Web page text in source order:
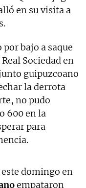
en su visita a
por bajo a saque
Sociedad en
guipuzcoano
la derrota
no pudo
600 en la
para
domingo en
empataron